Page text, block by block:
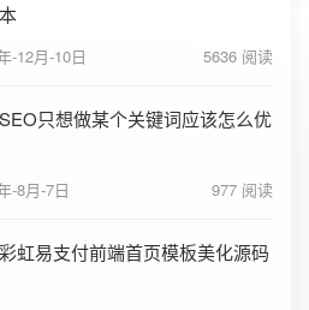
-12月-10日 5636 阅读
只想做某个关键词应该怎么优
-8月-7日 977 阅读
虹易支付前端首页模板美化源码